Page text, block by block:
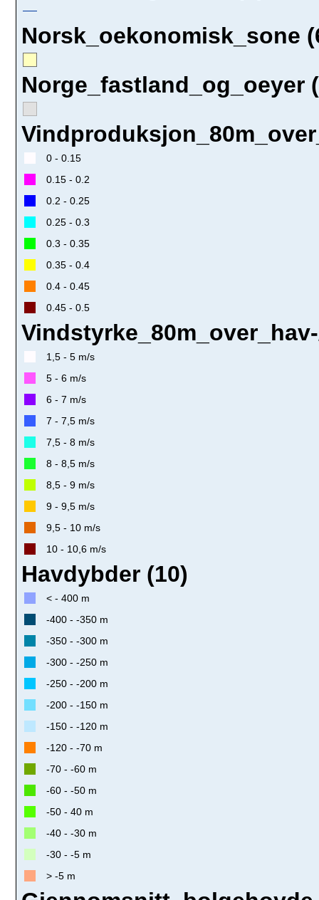
Norsk_oekonomisk_sone
Norge_fastland_og_oeyer
0 - 0.15
0.15 - 0.2
0.2 - 0.25
0.25 - 0.3
0.3 - 0.35
0.35 - 0.4
0.4 - 0.45
0.45 - 0.5
1,5 - 5 m/s
5 - 6 m/s
6 - 7 m/s
7 - 7,5 m/s
7,5 - 8 m/s
8 - 8,5 m/s
8,5 - 9 m/s
9 - 9,5 m/s
9,5 - 10 m/s
10 - 10,6 m/s
Havdybder (10)
< - 400 m
-400 - -350 m
-350 - -300 m
-300 - -250 m
-250 - -200 m
-200 - -150 m
-150 - -120 m
-120 - -70 m
-70 - -60 m
-60 - -50 m
-50 - 40 m
-40 - -30 m
-30 - -5 m
> -5 m